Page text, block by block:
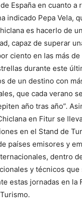
España en cuanto a
indicado Pepa Vela,
es hacerlo de
capaz de superar
ciento en las más de
durante este
de un destino con
que cada verano
año tras año”.
en Fitur se
en el Stand de
países emisores y
dentro
y técnicos que
estas jornadas en la